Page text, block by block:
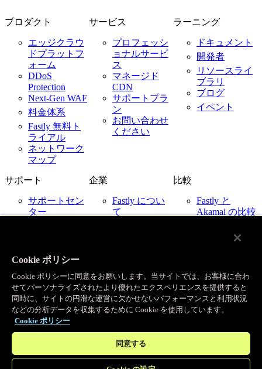
プロダクト
エッジクラウ
ドプラットフ
ォーム
DDoS
Protection
Next-Gen WAF
料金体系
Fastly 無料ト
ライアル
ネットワーク
マップ
サービス
プロフェッシ
ョナルサービ
ス
マネージド
CDN
サポートプラ
ン
お問い合わせ
ください
ラーニング
ドキュメント
開発者
リソースライ
ブラリ
ブログ
イベント
サポート
サポートセン
ター
企業
Fastly につい
て
IR 関連
企業ポリシー
比較
Fastly と
Akamai の比較
Cloudflare の比
Fastly とクラ
ウドプロバイ
ダー
プライバシーポリシー
許容される使用ポリシー
X
Instagram
Cookie ポリシー
Cookie ポリシーに同意をお願いします。当サイトでは、お客様に合わ
せてパーソナライズされたより優れたエクスペリエンスを提供すると
同時に、サイトの円滑な運営に欠かせないパフォーマンスと利用状況
などの分析データを収集するために Cookie を使用しています。
Cookie ポリシー
同意する